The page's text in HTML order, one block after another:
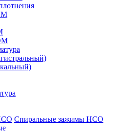
Спиральные зажимы НСО